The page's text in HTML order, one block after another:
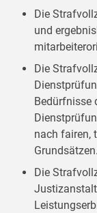
Die
und
Die
Bedürfnisse
nach fairen,
Grundsätzen.
Die